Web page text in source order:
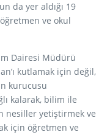
da yer aldığı 19
ve okul
Dairesi Müdürü
kutlamak için değil,
kurucusu
kalarak, bilim ile
nesiller yetiştirmek ve
için öğretmen ve